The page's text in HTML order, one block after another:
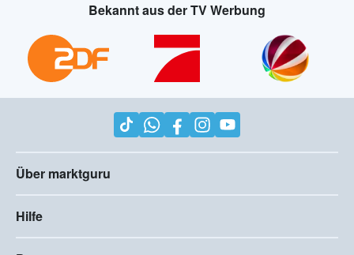
Bekannt aus der TV Werbung
Über marktguru
Hilfe